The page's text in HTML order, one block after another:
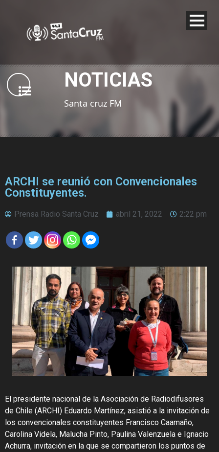
NOTICIAS
Santa cruz FM
ARCHI se reunió con Convencionales
Constituyentes.
Prensa Radio Santa Cruz abril 21, 2022 2:22 pm
El presidente nacional de la Asociación de Radiodifusores
de Chile (ARCHI) Eduardo Martínez, asistió a la invitación de
los convencionales constituyentes Francisco Caamaño,
Carolina Videla, Malucha Pinto, Paulina Valenzuela e Ignacio
Achurra, invitación en la que se compartieron los puntos de